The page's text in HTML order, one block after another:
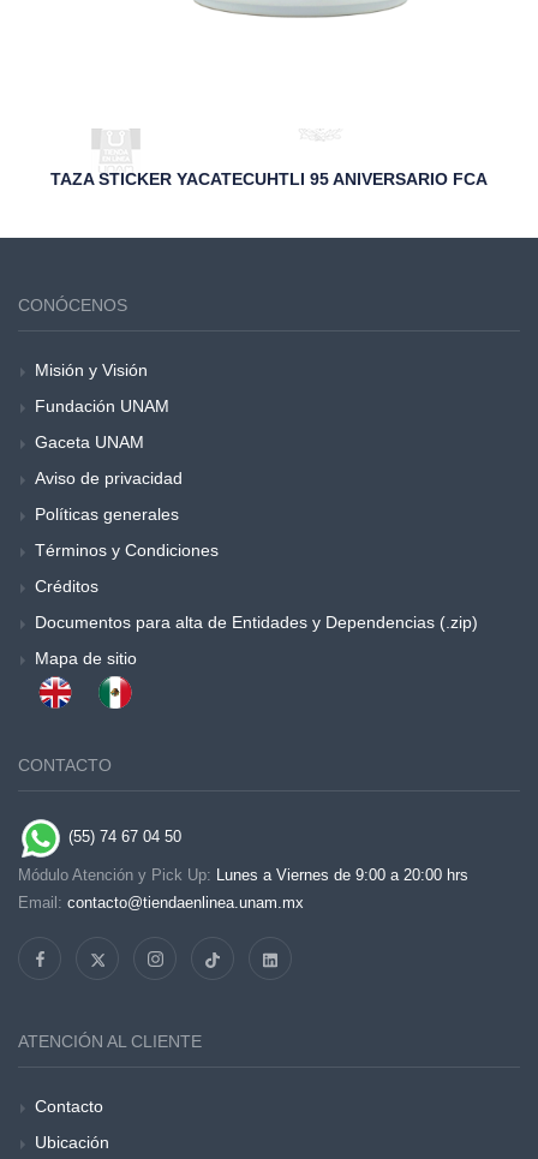
TAZA STICKER YACATECUHTLI 95 ANIVERSARIO FCA
CONÓCENOS
Misión y Visión
Fundación UNAM
Gaceta UNAM
Aviso de privacidad
Políticas generales
Términos y Condiciones
Créditos
Documentos para alta de Entidades y Dependencias (.zip)
Mapa de sitio
CONTACTO
(55) 74 67 04 50
Módulo Atención y Pick Up: Lunes a Viernes de 9:00 a 20:00 hrs
Email: contacto@tiendaenlinea.unam.mx
ATENCIÓN AL CLIENTE
Contacto
Ubicación